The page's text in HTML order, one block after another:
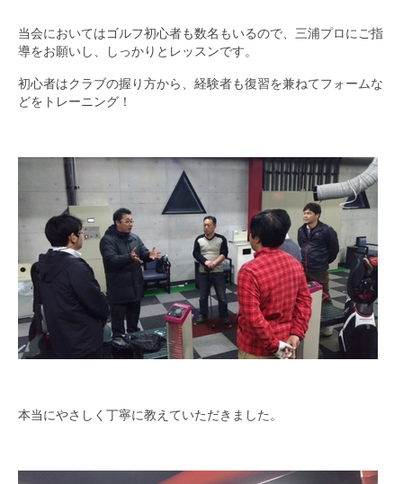
山口 貴久
中村 康之
柴田 直喜
大野 公資
奥村 修平
麻柄 達生
福村 英世
小山 浩二
活動予定
当会においてはゴルフ初心者も数名もいるので、三浦プロにご指
導をお願いし、しっかりとレッスンです。
初心者はクラブの握り方から、経験者も復習を兼ねてフォームな
どをトレーニング！
本当にやさしく丁寧に教えていただきました。